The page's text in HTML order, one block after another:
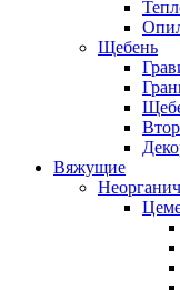
Щебень
Вяжущие